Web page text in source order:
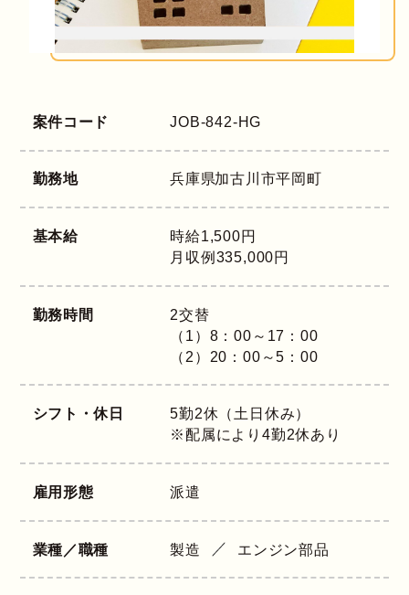
案件コード JOB-842-HG
勤務地 兵庫県加古川市平岡町
基本給
時給1,500円
月収例335,000円
勤務時間
2交替
（1）8：00～17：00
（2）20：00～5：00
シフト・休日
5勤2休（土日休み）
※配属により4勤2休あり
雇用形態 派遣
業種／職種 製造 エンジン部品